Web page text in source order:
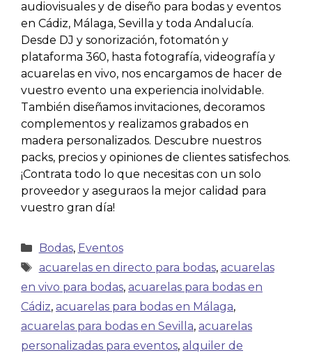
audiovisuales y de diseño para bodas y eventos
en Cádiz, Málaga, Sevilla y toda Andalucía.
Desde DJ y sonorización, fotomatón y
plataforma 360, hasta fotografía, videografía y
acuarelas en vivo, nos encargamos de hacer de
vuestro evento una experiencia inolvidable.
También diseñamos invitaciones, decoramos
complementos y realizamos grabados en
madera personalizados. Descubre nuestros
packs, precios y opiniones de clientes satisfechos.
¡Contrata todo lo que necesitas con un solo
proveedor y aseguraos la mejor calidad para
vuestro gran día!
Bodas, Eventos
acuarelas en directo para bodas, acuarelas
en vivo para bodas, acuarelas para bodas en
Cádiz, acuarelas para bodas en Málaga,
acuarelas para bodas en Sevilla, acuarelas
personalizadas para eventos, alquiler de